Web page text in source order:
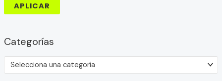
APLICAR
Categorías
Selecciona una categoría